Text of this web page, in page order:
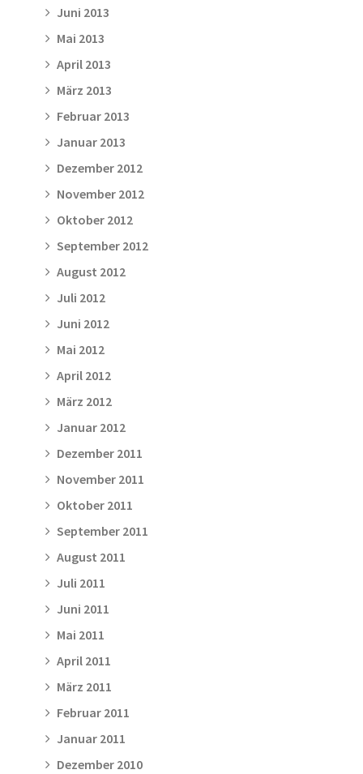
Juni 2013
Mai 2013
April 2013
März 2013
Februar 2013
Januar 2013
Dezember 2012
November 2012
Oktober 2012
September 2012
August 2012
Juli 2012
Juni 2012
Mai 2012
April 2012
März 2012
Januar 2012
Dezember 2011
November 2011
Oktober 2011
September 2011
August 2011
Juli 2011
Juni 2011
Mai 2011
April 2011
März 2011
Februar 2011
Januar 2011
Dezember 2010